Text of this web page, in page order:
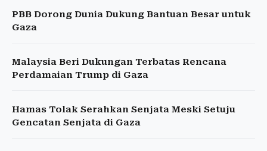
PBB Dorong Dunia Dukung Bantuan Besar untuk
Gaza
Malaysia Beri Dukungan Terbatas Rencana
Perdamaian Trump di Gaza
Hamas Tolak Serahkan Senjata Meski Setuju
Gencatan Senjata di Gaza